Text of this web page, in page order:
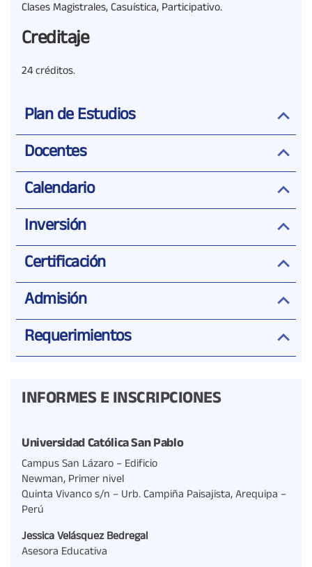
Clases Magistrales, Casuística, Participativo.
Creditaje
24 créditos.
Plan de Estudios
Docentes
Calendario
Inversión
Certificación
Admisión
Requerimientos
INFORMES E INSCRIPCIONES
Universidad Católica San Pablo
Campus San Lázaro – Edificio
Newman, Primer nivel
Quinta Vivanco s/n – Urb. Campiña Paisajista, Arequipa –
Perú
Jessica Velásquez Bedregal
Asesora Educativa